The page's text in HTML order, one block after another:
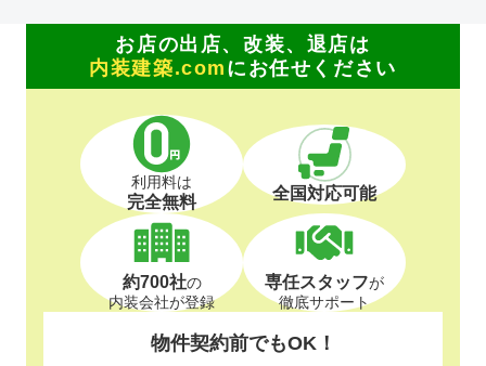
建築士賠償責任補償制度（公益社団法人 日本
建築士連合会） 代表取締役： 丸島 潤 （一級建築士 / 管
理建築士） 所在地： 〒152-0002 東京都目黒区目黒
（法人設立：2020年9月） Webサイト: https://bspk.jp
お店の出店、改装、退店は
内装建築.com にお任せください
利用料は
完全無料 全国対応可能
約700社の
内装会社が登録
専任スタッフが
徹底サポート
物件契約前でもOK！